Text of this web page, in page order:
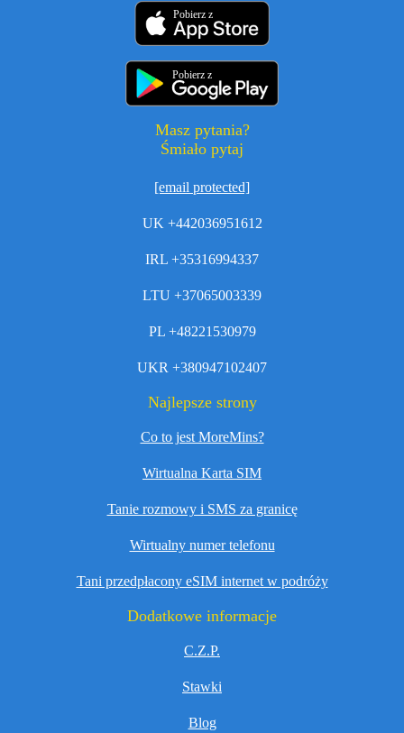
Pobierz z
Pobierz z
Masz pytania?
Śmiało pytaj
[email protected]
UK +442036951612
IRL +35316994337
LTU +37065003339
PL +48221530979
UKR +380947102407
Najlepsze strony
Co to jest MoreMins?
Wirtualna Karta SIM
Tanie rozmowy i SMS za granicę
Wirtualny numer telefonu
Tani przedpłacony eSIM internet w podróży
Dodatkowe informacje
C.Z.P.
Stawki
Blog